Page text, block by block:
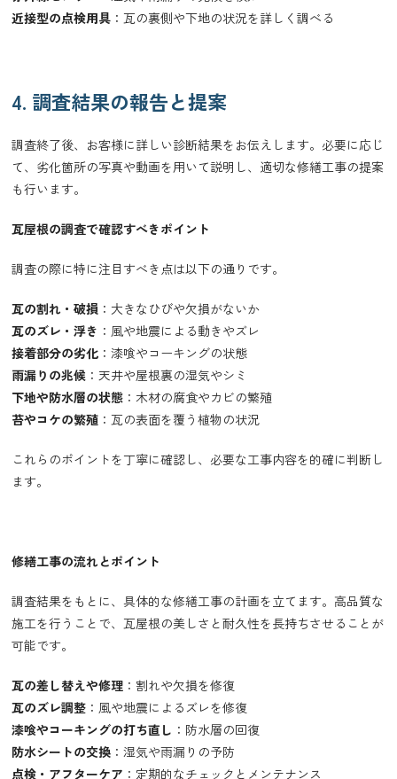
近接型の点検用具：瓦の裏側や下地の状況を詳しく調べる
4. 調査結果の報告と提案
調査終了後、お客様に詳しい診断結果をお伝えします。必要に応じ
て、劣化箇所の写真や動画を用いて説明し、適切な修繕工事の提案
も行います。
瓦屋根の調査で確認すべきポイント
調査の際に特に注目すべき点は以下の通りです。
瓦の割れ・破損 ：大きなひびや欠損がないか
瓦のズレ・浮き ：風や地震による動きやズレ
接着部分の劣化：漆喰やコーキングの状態
雨漏りの兆候 ：天井や屋根裏の湿気やシミ
下地や防水層の状態：木材の腐食やカビの繁殖
苔やコケの繁殖：瓦の表面を覆う植物の状況
これらのポイントを丁寧に確認し、必要な工事内容を的確に判断し
ます。
修繕工事の流れとポイント
調査結果をもとに、具体的な修繕工事の計画を立てます。高品質な
施工を行うことで、瓦屋根の美しさと耐久性を長持ちさせることが
可能です。
瓦の差し替えや修理：割れや欠損を修復
瓦のズレ調整：風や地震によるズレを修復
漆喰やコーキングの打ち直し ：防水層の回復
防水シートの交換：湿気や雨漏りの予防
点検・アフターケア ：定期的なチェックとメンテナンス